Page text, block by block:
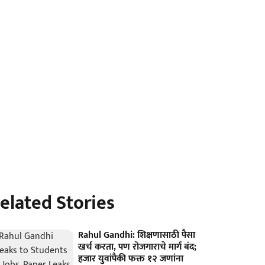
Stories
Rahul Gandhi: शिक्षणासाठी पैसा
खर्च करता, पण रोजगाराचे मार्ग बंद;
हजार युवांपैकी फक्त १२ जणांना